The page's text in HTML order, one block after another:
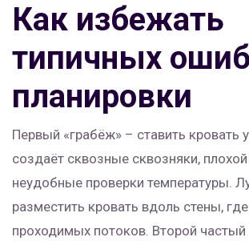
Как избежать
типичных
планировки
Первый «грабёж» – ставить кровать
создаёт сквозные сквозняки, плохой
неудобные проверки температуры.
разместить кровать вдоль стены,
проходимых потоков. Второй частый